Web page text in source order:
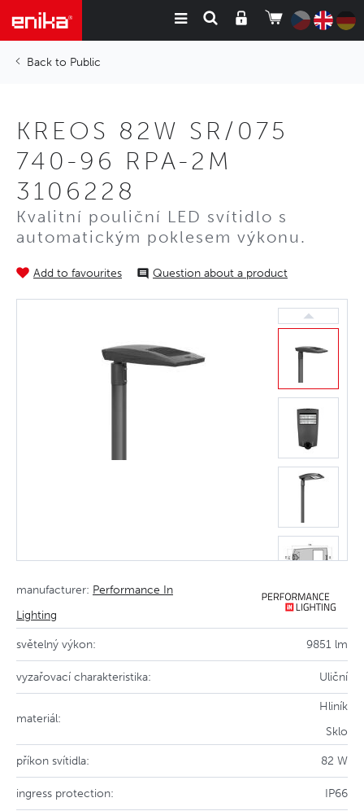
Public
KREOS 82W SR/075
740-96 RPA-2M
3106228
Kvalitní pouliční LED svítidlo s
automatickým poklesem výkonu.
Add to favourites Question about a product
manufacturer: Performance In
Lighting
světelný výkon: 9851 lm
vyzařovací charakteristika: Uliční
materiál:
Hliník
Sklo
příkon svítidla: 82 W
ingress protection: IP66